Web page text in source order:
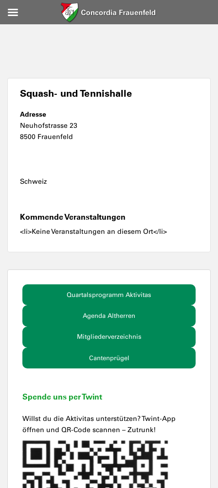
Squash- und Tennishalle
Adresse
Neuhofstrasse 23
8500 Frauenfeld
Schweiz
Kommende Veranstaltungen
<li>Keine Veranstaltungen an diesem Ort</li>
Quartalsprogramm Aktivitas
Agenda Altherren
Mitgliederverzeichnis
Cantenprügel
Spende uns per Twint
Willst du die Aktivitas unterstützen? Twint-App
öffnen und QR-Code scannen – Zutrunk!